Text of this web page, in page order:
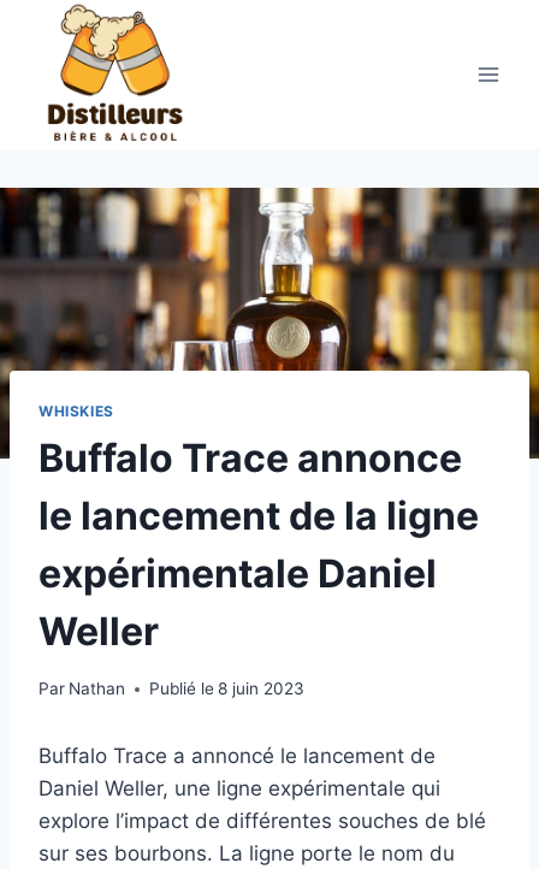
contenu
WHISKIES
Buffalo Trace annonce
le lancement de la ligne
expérimentale Daniel
Weller
Par Nathan Publié le 8 juin 2023
Buffalo Trace a annoncé le lancement de
Daniel Weller, une ligne expérimentale qui
explore l’impact de différentes souches de blé
sur ses bourbons. La ligne porte le nom du